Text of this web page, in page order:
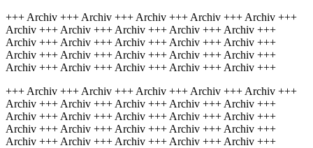
+++ Archiv +++ Archiv +++ Archiv +++ Archiv +++ Archiv +++
Archiv +++ Archiv +++ Archiv +++ Archiv +++ Archiv +++
Archiv +++ Archiv +++ Archiv +++ Archiv +++ Archiv +++
Archiv +++ Archiv +++ Archiv +++ Archiv +++ Archiv +++
Archiv +++ Archiv +++ Archiv +++ Archiv +++ Archiv +++
+++ Archiv +++ Archiv +++ Archiv +++ Archiv +++ Archiv +++
Archiv +++ Archiv +++ Archiv +++ Archiv +++ Archiv +++
Archiv +++ Archiv +++ Archiv +++ Archiv +++ Archiv +++
Archiv +++ Archiv +++ Archiv +++ Archiv +++ Archiv +++
Archiv +++ Archiv +++ Archiv +++ Archiv +++ Archiv +++